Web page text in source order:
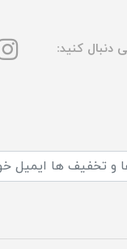
دنبال کنید: